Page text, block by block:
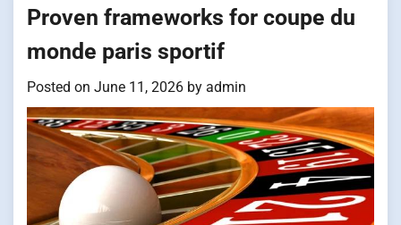
Proven frameworks for coupe du
monde paris sportif
Posted on June 11, 2026 by admin